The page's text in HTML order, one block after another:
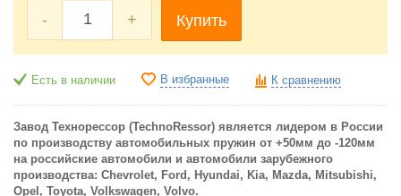
- + Купить
Есть в наличии В избранные К сравнению
Завод Технорессор (TechnoRessor) является лидером в России
по производству автомобильных пружин от +50мм до -120мм
на российские автомобили и автомобили зарубежного
производства: Chevrolet, Ford, Hyundai, Kia, Mazda, Mitsubishi,
Opel, Toyota, Volkswagen, Volvo.